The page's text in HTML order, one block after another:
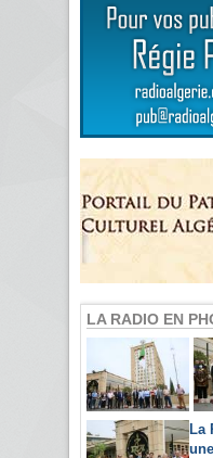
LA RADIO EN
La